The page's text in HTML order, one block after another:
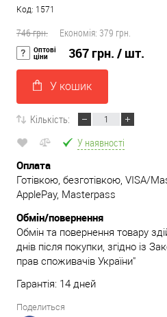
Код: 1571
746 грн. Економія: 379 грн.
Оптові
ціни 367 грн. / шт.
У кошик
Кількість:
У наявності
Оплата
Готівкою, безготівкою, VISA/
ApplePay, Masterpass
Обмін/повернення
Обмін та повернення товару
днів після покупки, згідно із
прав споживачів України"
Гарантія: 14 дней
Поделиться